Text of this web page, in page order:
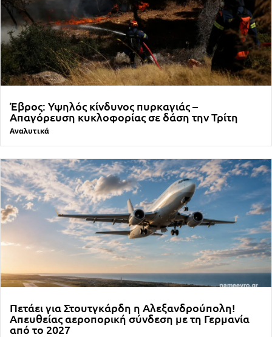
Έβρος: Υψηλός κίνδυνος πυρκαγιάς –
Απαγόρευση κυκλοφορίας σε δάση την Τρίτη
Αναλυτικά
Πετάει για Στουτγκάρδη η Αλεξανδρούπολη!
Απευθείας αεροπορική σύνδεση με τη Γερμανία
από το 2027